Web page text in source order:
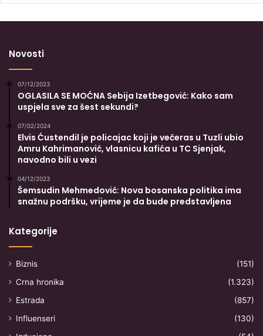
Novosti
07/12/2023
OGLASILA SE MOĆNA Sebija Izetbegović: Kako sam
uspjela sve za šest sekundi?
07/02/2024
Elvis Ćustendil je policajac koji je večeras u Tuzli ubio
Amru Kahrimanović, vlasnicu kafića u TC Sjenjak,
navodno bili u vezi
04/12/2023
Šemsudin Mehmedović: Nova bosanska politika ima
snažnu podršku, vrijeme je da bude predstavljena
Kategorije
Biznis
(151)
Crna hronika
(1.323)
Estrada
(857)
Influenseri
(130)